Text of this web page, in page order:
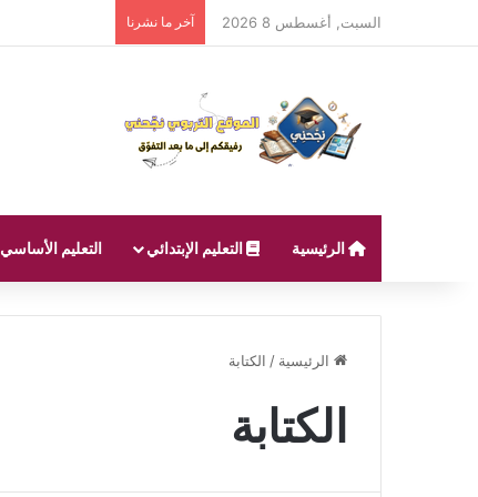
السبت, أغسطس 8 2026 آخر ما نشرنا
الرئيسية التعليم الإبتدائي التعليم الأساسي
الرئيسية / الكتابة
الكتابة